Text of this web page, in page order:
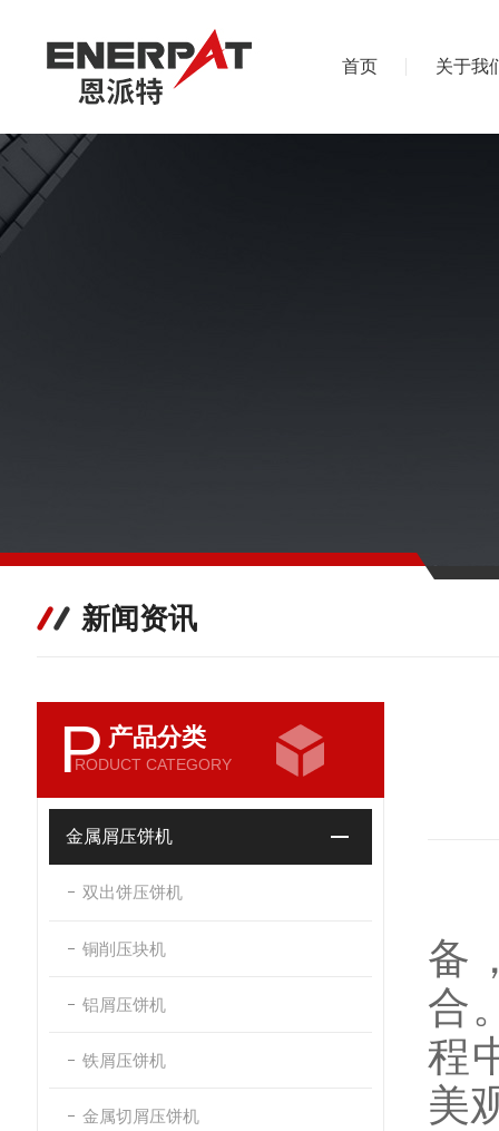
首页 关于我
新闻资讯
P 产品分类
RODUCT CATEGORY
金属屑压饼机
双出饼压饼机
铜削压块机
铝屑压饼机
铁屑压饼机
金属切屑压饼机
备
合
程
美